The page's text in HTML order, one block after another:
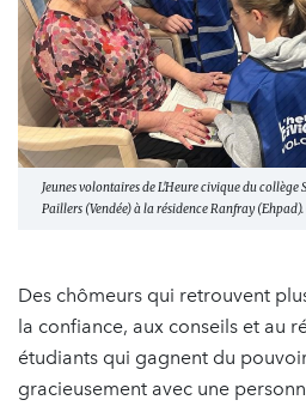
Jeunes volontaires de L'Heure civique du collège
Paillers (Vendée) à la résidence Ranfray
Des chômeurs qui retrouvent
la confiance, aux conseils et au
étudiants qui gagnent du
gracieusement avec une